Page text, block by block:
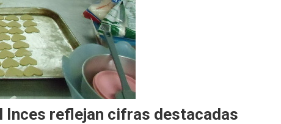
Inces reflejan cifras destacadas